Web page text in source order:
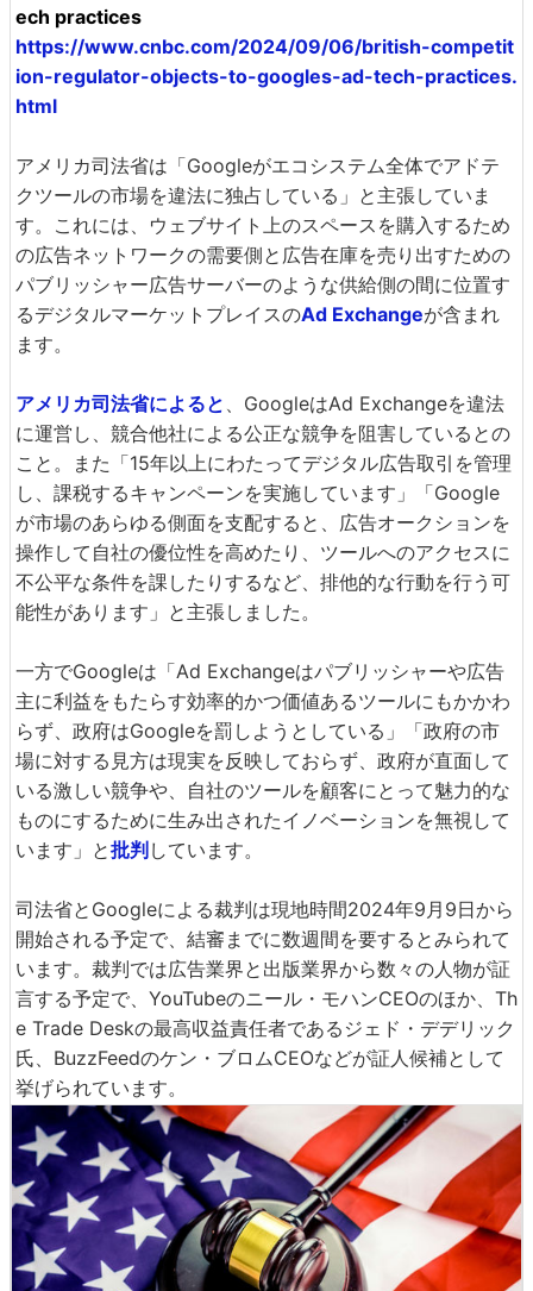
ech practices
https://www.cnbc.com/2024/09/06/british-competit
ion-regulator-objects-to-googles-ad-tech-practices.
html
アメリカ司法省は「Googleがエコシステム全体でアドテ
クツールの市場を違法に独占している」と主張していま
す。これには、ウェブサイト上のスペースを購入するため
の広告ネットワークの需要側と広告在庫を売り出すための
パブリッシャー広告サーバーのような供給側の間に位置す
るデジタルマーケットプレイスのAd Exchangeが含まれ
ます。
アメリカ司法省によると 、GoogleはAd Exchangeを違法
に運営し、競合他社による公正な競争を阻害しているとの
こと。また「15年以上にわたってデジタル広告取引を管理
し、課税するキャンペーンを実施しています」「Google
が市場のあらゆる側面を支配すると、広告オークションを
操作して自社の優位性を高めたり、ツールへのアクセスに
不公平な条件を課したりするなど、排他的な行動を行う可
能性があります」と主張しました。
一方でGoogleは「Ad Exchangeはパブリッシャーや広告
主に利益をもたらす効率的かつ価値あるツールにもかかわ
らず、政府はGoogleを罰しようとしている」「政府の市
場に対する見方は現実を反映しておらず、政府が直面して
いる激しい競争や、自社のツールを顧客にとって魅力的な
ものにするために生み出されたイノベーションを無視して
います」と批判しています。
司法省とGoogleによる裁判は現地時間2024年9月9日から
開始される予定で、結審までに数週間を要するとみられて
います。裁判では広告業界と出版業界から数々の人物が証
言する予定で、YouTubeのニール・モハンCEOのほか、Th
e Trade Deskの最高収益責任者であるジェド・デデリック
氏、BuzzFeedのケン・ブロムCEOなどが証人候補として
挙げられています。